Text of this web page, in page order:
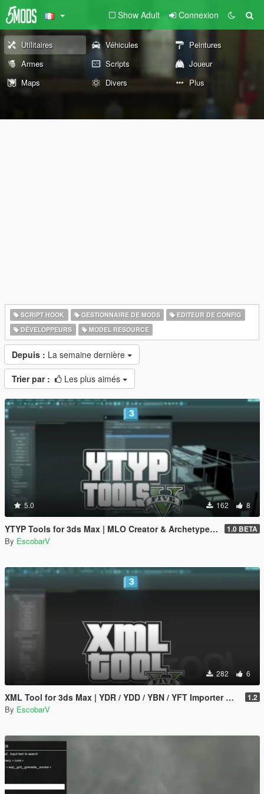
Show Adult Connexion
Utilitaires Véhicules
Peintures
Armes
Scripts
Joueur
Maps
Divers Plus
SCRIPT HOOK GESTIONNAIRE DE MODS
EDITEUR DE CONFIG
DÉVELOPPEURS
MODEL RESOURCE
Depuis : La semaine dernière
Trier par : Les plus aimés
5.0 162 8
YTYP Tools for 3ds Max | MLO Creator & Archetype Creator 1.0 BETA
By EscobarV
282 6
XML Tool for 3ds Max | YDR / YDD / YBN / YFT Importer & Exporter 1.2
By EscobarV